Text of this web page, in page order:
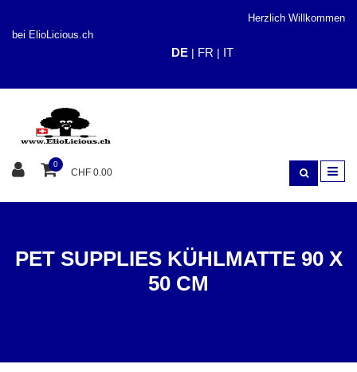
Herzlich Willkommen
bei ElioLicious.ch
DE | FR | IT
0
CHF 0.00
PET SUPPLIES KÜHLMATTE 90 X
50 CM